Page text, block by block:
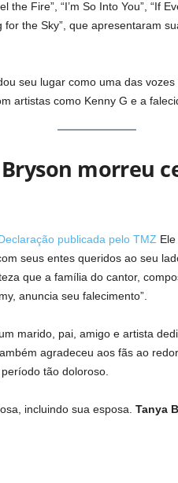
Fire”, “I’m So Into You”, “If
for the Sky”, que apresentaram
seu lugar como uma das vozes
artistas como Kenny G e a
morreu
publicada pelo TMZ
seus entes queridos ao seu
que a família do cantor,
anuncia seu falecimento”.
marido, pai, amigo e artista
agradeceu aos fãs ao
tão doloroso.
incluindo sua esposa. Tanya